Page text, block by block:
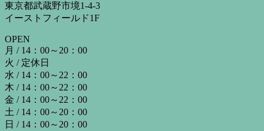
東京都武蔵野市境1-4-3
イーストフィールド1F
OPEN
月 / 14：00～20：00
火 / 定休日
水 / 14：00～22：00
木 / 14：00～22：00
金 / 14：00～22：00
土 / 14：00～20：00
日 / 14：00～20：00